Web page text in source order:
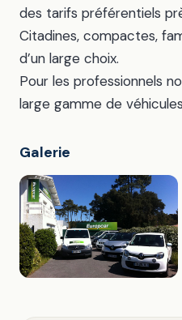
des tarifs préférentiels
Citadines, compactes,
d’un large choix.
Pour les professionnels
large gamme de
Galerie